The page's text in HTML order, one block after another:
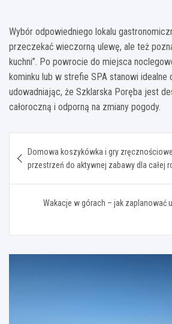
Wybór odpowiedniego lokalu
przeczekać wieczorną ulewę, ale też
kuchni”. Po powrocie do miejsca
kominku lub w strefie SPA stanowi idealne
udowadniając, że Szklarska Poręba jest
całoroczną i odporną na zmiany pogody.
wpisu
Domowa koszykówka i gry
przestrzeń do aktywnej zabawy dla całej
Wakacje w górach – jak zaplanować